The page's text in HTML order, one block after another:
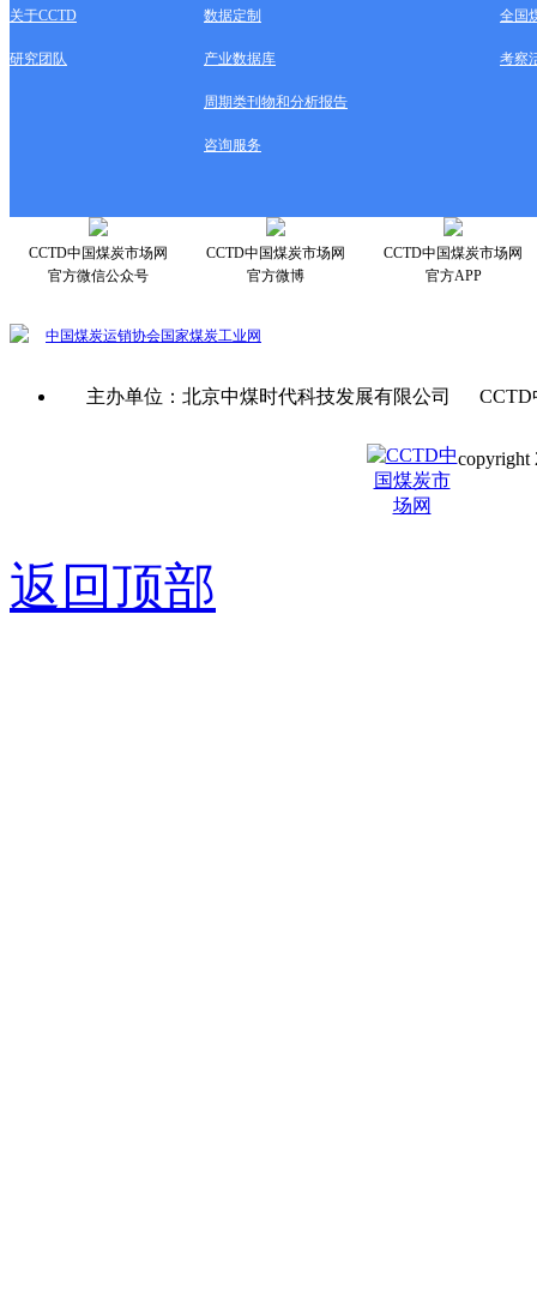
关于CCTD 数据定制 全国
研究团队 产业数据库 考察
周期类刊物和分析报告
咨询服务
CCTD中国煤炭市场网
官方微信公众号
CCTD中国煤炭市场网
官方微博
CCTD中国煤炭市场网
官方APP
中国煤炭运销协会国家煤炭工业网
主办单位：北京中煤时代科技发展有限公司
copyright
返回顶部